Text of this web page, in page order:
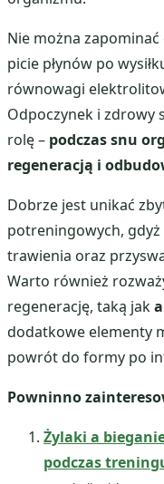
Nie można
picie płynów po
równowagi
Odpoczynek i zdrowy
rolę – podczas snu
regeneracją i
Dobrze jest unikać
potreningowych,
trawienia oraz
Warto również
regenerację, taką jak
dodatkowe elementy
powrót do formy po
Powninno
Żylaki a
podczas